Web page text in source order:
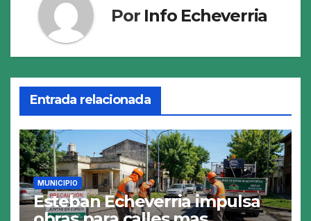
Por Info Echeverria
Entrada relacionada
MUNICIPIO
Esteban Echeverria impulsa